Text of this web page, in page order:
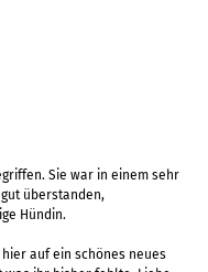
Sie war in einem sehr
überstanden,
Hündin.
auf ein schönes neues